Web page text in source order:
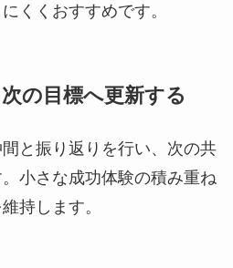
くくおすすめです。
の目標へ更新する
と振り返りを行い、次の共
小さな成功体験の積み重ね
持します。